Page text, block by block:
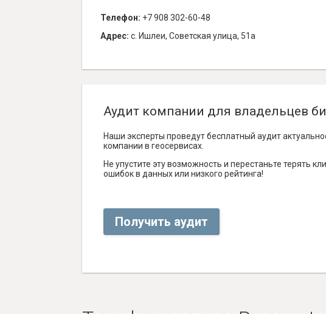
Телефон: +7 908 302-60-48
Адрес: с. Ишлеи, Советская улица, 51а
Аудит компании для владельцев
Наши эксперты проведут бесплатный аудит
компании в геосервисах.
Не упустите эту возможность и перестаньте терять
ошибок в данных или низкого рейтинга!
Получить аудит